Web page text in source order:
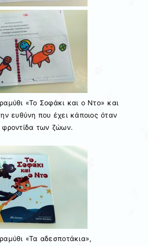
«Το Σοφάκι και ο Ντο» και
ευθύνη που έχει κάποιος όταν
φροντίδα των ζώων.
«Τα αδεσποτάκια»,